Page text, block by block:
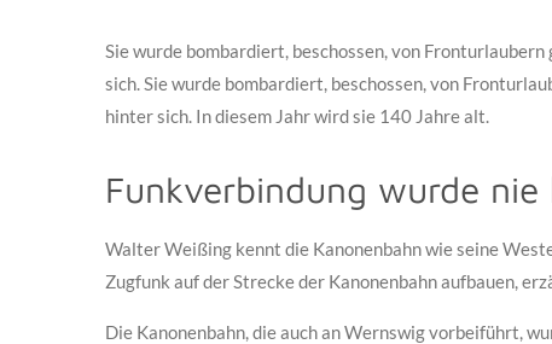
Sie wurde bombardiert, beschossen, von
sich. Sie wurde bombardiert, beschossen, von
hinter sich. In diesem Jahr wird sie 140 Jahre alt.
Funkverbindung wurde
Walter Weißing kennt die Kanonenbahn wie seine
Zugfunk auf der Strecke der Kanonenbahn aufbauen,
Die Kanonenbahn, die auch an Wernswig vorbeiführt,